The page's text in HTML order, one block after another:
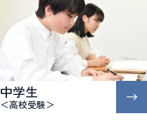
中学生
＜高校受験＞